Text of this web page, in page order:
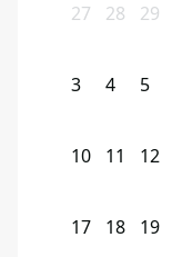
27 28 29
3 4 5
10 11 12
17 18 19